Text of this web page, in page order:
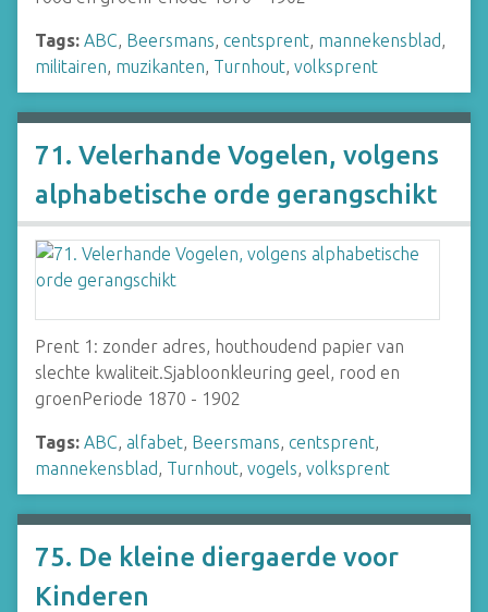
Tags: ABC, Beersmans, centsprent, mannekensblad,
militairen, muzikanten, Turnhout, volksprent
71. Velerhande Vogelen, volgens
alphabetische orde gerangschikt
Prent 1: zonder adres, houthoudend papier van
slechte kwaliteit.Sjabloonkleuring geel, rood en
groenPeriode 1870 - 1902
Tags: ABC, alfabet, Beersmans, centsprent,
mannekensblad, Turnhout, vogels, volksprent
75. De kleine diergaerde voor
Kinderen